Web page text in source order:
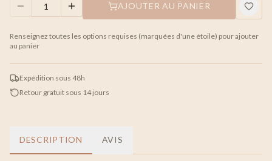
AJOUTER AU PANIER
Renseignez toutes les options requises (marquées d'une étoile) pour ajouter
au panier
Expédition sous 48h
Retour gratuit sous 14 jours
DESCRIPTION AVIS